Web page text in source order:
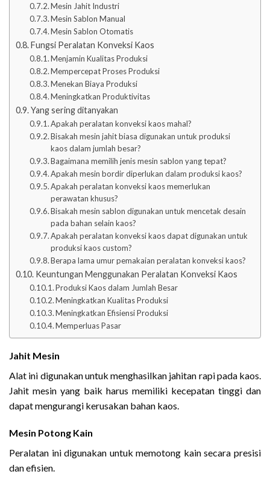
Mesin Jahit Industri
Mesin Sablon Manual
Mesin Sablon Otomatis
Fungsi Peralatan Konveksi Kaos
Menjamin Kualitas Produksi
Mempercepat Proses Produksi
Menekan Biaya Produksi
Meningkatkan Produktivitas
Yang sering ditanyakan
Apakah peralatan konveksi kaos mahal?
Bisakah mesin jahit biasa digunakan untuk produksi
kaos dalam jumlah besar?
Bagaimana memilih jenis mesin sablon yang tepat?
Apakah mesin bordir diperlukan dalam produksi kaos?
Apakah peralatan konveksi kaos memerlukan
perawatan khusus?
Bisakah mesin sablon digunakan untuk mencetak desain
pada bahan selain kaos?
Apakah peralatan konveksi kaos dapat digunakan untuk
produksi kaos custom?
Berapa lama umur pemakaian peralatan konveksi kaos?
Keuntungan Menggunakan Peralatan Konveksi Kaos
Produksi Kaos dalam Jumlah Besar
Meningkatkan Kualitas Produksi
Meningkatkan Efisiensi Produksi
Memperluas Pasar
Jahit Mesin
Alat ini digunakan untuk menghasilkan jahitan rapi pada kaos.
Jahit mesin yang baik harus memiliki kecepatan tinggi dan
dapat mengurangi kerusakan bahan kaos.
Mesin Potong Kain
Peralatan ini digunakan untuk memotong kain secara presisi
dan efisien.